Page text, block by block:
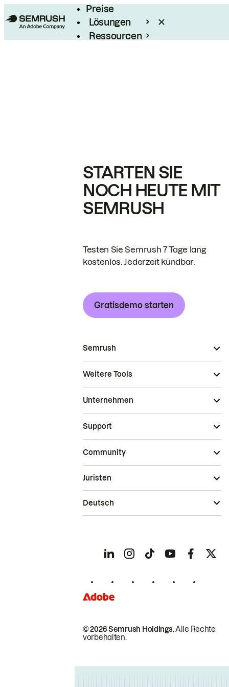
Preise
Lösungen
Ressourcen
STARTEN SIE
NOCH HEUTE MIT
SEMRUSH
Testen Sie Semrush 7 Tage lang
kostenlos. Jederzeit kündbar.
Gratisdemo starten
Semrush
Weitere Tools
Unternehmen
Support
Community
© 2026 Semrush Holdings.Alle Rechte
vorbehalten.
Juristen
Deutsch